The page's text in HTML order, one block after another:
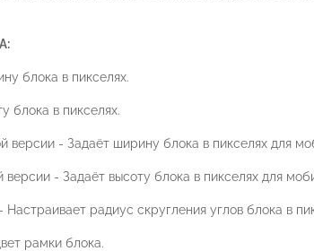
блока в пикселях.
блока в пикселях.
версии - Задаёт ширину блока в пикселях для
- Задаёт высоту блока в пикселях для
радиус скругления углов блока в
рамки блока.